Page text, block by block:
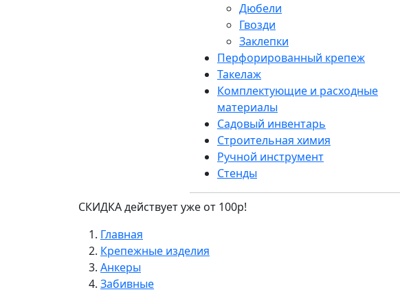
Дюбели
Гвозди
Заклепки
Перфорированный крепеж
Такелаж
Комплектующие и расходные
материалы
Садовый инвентарь
Строительная химия
Ручной инструмент
Стенды
СКИДКА действует уже от 100р!
Главная
Крепежные изделия
Анкеры
Забивные